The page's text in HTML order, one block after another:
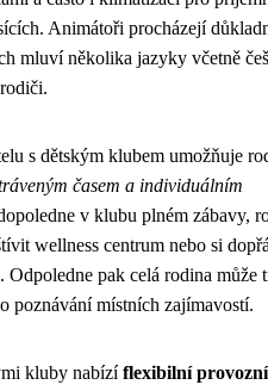
Animátoři procházejí
mluví několika jazyky včetně
s dětským klubem umožňuje
časem a individuálním
v klubu plném zábavy,
wellness centrum nebo si
pak celá rodina může
poznávání místních zajímavostí.
kluby nabízíflexibilní